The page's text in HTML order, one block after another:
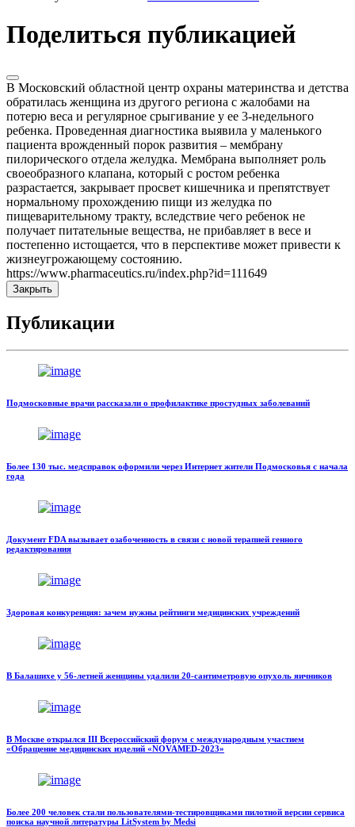
Поделиться публикацией
В Московский областной центр охраны материнства и детства
обратилась женщина из другого региона с жалобами на
потерю веса и регулярное срыгивание у ее 3-недельного
ребенка. Проведенная диагностика выявила у маленького
пациента врожденный порок развития – мембрану
пилорического отдела желудка. Мембрана выполняет роль
своеобразного клапана, который с ростом ребенка
разрастается, закрывает просвет кишечника и препятствует
нормальному прохождению пищи из желудка по
пищеварительному тракту, вследствие чего ребенок не
получает питательные вещества, не прибавляет в весе и
постепенно истощается, что в перспективе может привести к
жизнеугрожающему состоянию.
https://www.pharmaceutics.ru/index.php?id=111649
Закрыть
Публикации
Подмосковные врачи рассказали о профилактике простудных заболеваний
Более 130 тыс. медсправок оформили через Интернет жители Подмосковья с начала
года
Документ FDA вызывает озабоченность в связи с новой терапией генного
редактирования
Здоровая конкуренция: зачем нужны рейтинги медицинских учреждений
В Балашихе у 56-летней женщины удалили 20-сантиметровую опухоль яичников
В Москве открылся III Всероссийский форум с международным участием
«Обращение медицинских изделий «NOVAMED-2023»
Более 200 человек стали пользователями-тестировщиками пилотной версии сервиса
поиска научной литературы LitSystem by Medsi